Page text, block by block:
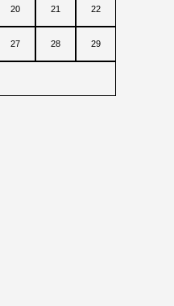
20 21 22
27 28 29